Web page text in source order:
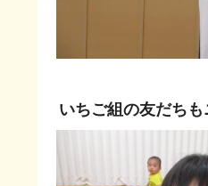
いちご組の友だち